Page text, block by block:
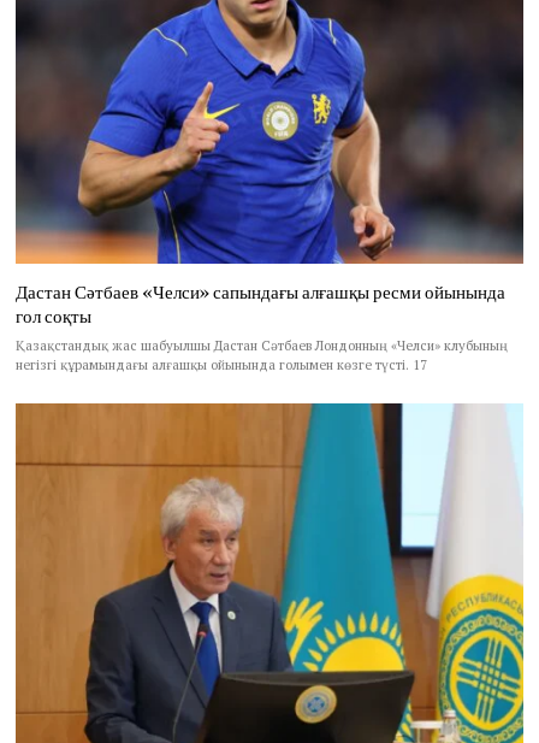
Дастан Сәтбаев «Челси» сапындағы алғашқы ресми ойынында
гол соқты
Қазақстандық жас шабуылшы Дастан Сәтбаев Лондонның «Челси» клубының
негізгі құрамындағы алғашқы ойынында голымен көзге түсті. 17